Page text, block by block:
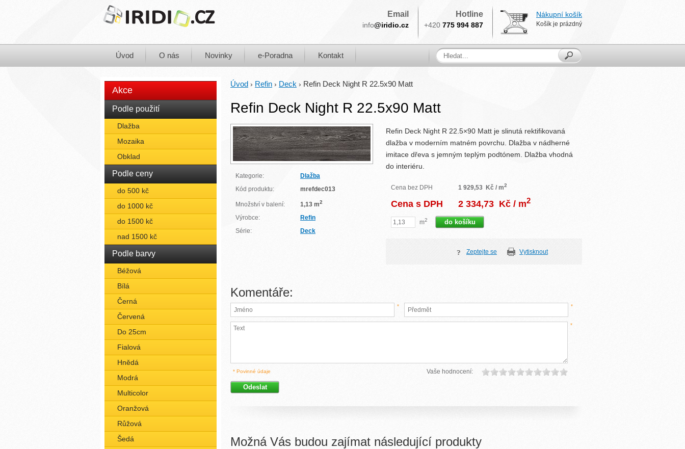
Email
info@iridio.cz
Hotline
+420 775 994 887
Nákupní košík
Košík je prázdný
Úvod O nás Novinky e-Poradna Kontakt
Akce
Podle použití
Dlažba
Mozaika
Obklad
Podle ceny
do 500 kč
do 1000 kč
do 1500 kč
nad 1500 kč
Podle barvy
Béžová
Bílá
Černá
Červená
Do 25cm
Fialová
Hnědá
Modrá
Multicolor
Oranžová
Růžová
Šedá
Úvod › Refin › Deck › Refin Deck Night R 22.5x90 Matt
Refin Deck Night R 22.5x90 Matt
Kategorie:
Dlažba
Kód produktu:
mrefdec013
Množství v balení: 1,13 m2
Výrobce:
Refin
Série:
Deck
Refin Deck Night R 22.5×90 Matt je slinutá rektifikovaná
dlažba v moderním matném povrchu. Dlažba v nádherné
imitace dřeva s jemným teplým podtónem. Dlažba vhodná
do interiéru.
Cena bez DPH 1 929,53 Kč / m2
Cena s DPH 2 334,73 Kč / m2
m2
Zeptejte se Vytisknout
Komentáře:
* *
*
* Povinné údaje Vaše hodnocení:
Možná Vás budou zajímat následující produkty